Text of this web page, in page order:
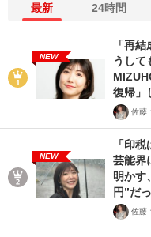
最新 24時間
NEW
「再
うして
復帰」
佐藤
NEW
「印
芸能界
明かす
円”だ
佐藤